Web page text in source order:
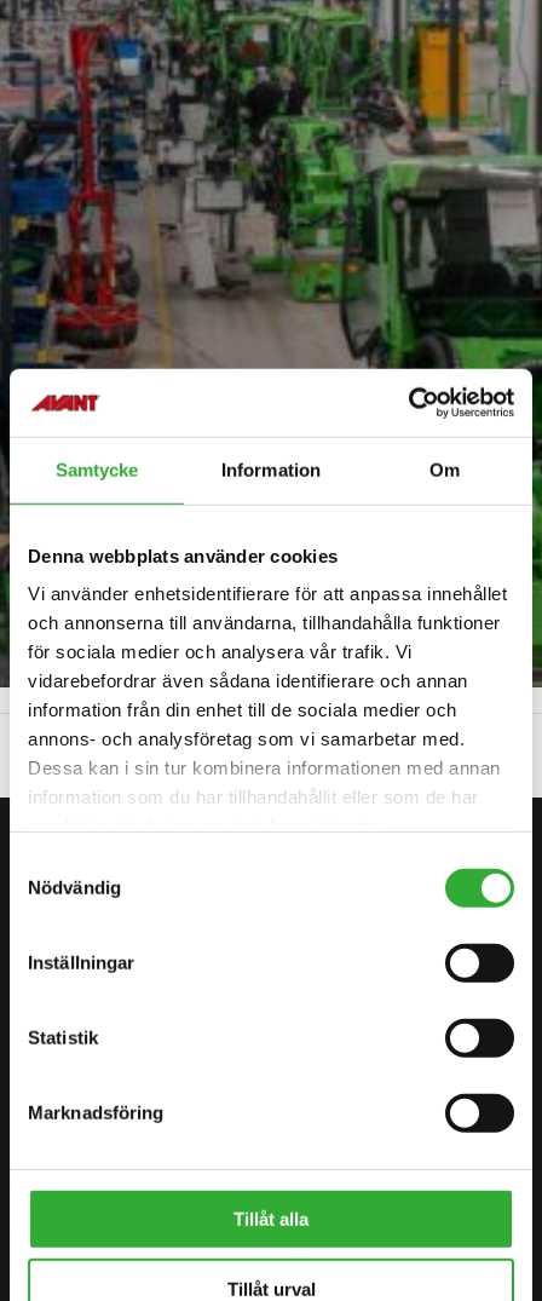
Samtycke Information Om
Denna webbplats använder cookies
Vi använder enhetsidentifierare för att anpassa innehållet
och annonserna till användarna, tillhandahålla funktioner
för sociala medier och analysera vår trafik. Vi
vidarebefordrar även sådana identifierare och annan
information från din enhet till de sociala medier och
annons- och analysföretag som vi samarbetar med.
Dessa kan i sin tur kombinera informationen med annan
information som du har tillhandahållit eller som de har
Nödvändig
Inställningar
Statistik
Marknadsföring
Tillåt alla
Tillåt urval
ABOUT
Manufacturing
STARTSIDAN
OM OSS Manufacturing
BÖRJA DIN RESA MED AVANT
LASTARE